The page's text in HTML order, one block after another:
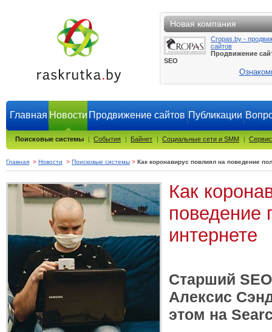
Новая компания
Cropas.by -
сайтов
Продвижение
SEO
Главная Новости Продвижение сайтов Публикации
Поисковые системы | События | Байнет | Социальные сети и SMM |
Главная > Новости > Поисковые системы > Как коронавирус повлиял на поведение
Как
поведение
интернете
Старший
Алексис
этом на